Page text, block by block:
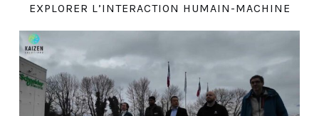
EXPLORER L’INTERACTION HUMAIN-MACHINE